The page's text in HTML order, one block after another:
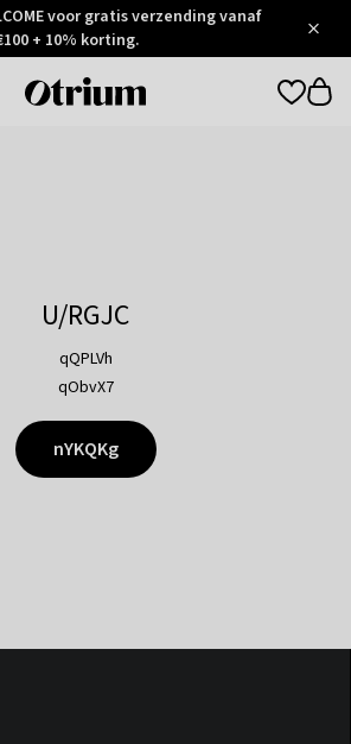
voor gratis verzending vanaf
+ 10% korting.
Otrium
U/RGJC
qQPLVh
qObvX7
nYKQKg